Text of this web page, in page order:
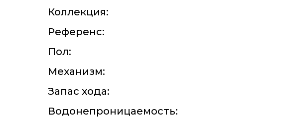
Коллекция:
Референс:
Пол:
Механизм:
Запас хода:
Водонепроницаемость: